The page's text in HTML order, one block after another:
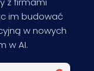
im budować
w nowych
w AI.